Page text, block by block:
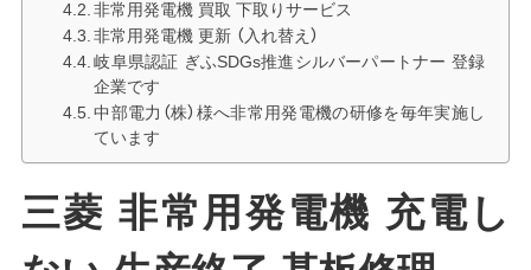
非常用発電機 買取 下取りサービス
非常用発電機 更新 （入れ替え）
岐阜県認証 ぎふSDGs推進シルバーパートナー 登録
企業です
中部電力（株）様へ非常用発電機の研修を毎年実施し
ています
三菱 非常用発電機 充電し